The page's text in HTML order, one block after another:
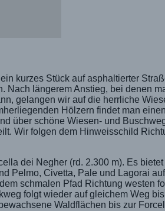
kurzes Stück auf asphaltierter
Nach längerem Anstieg, bei denen
gelangen wir auf die herrliche
Hölzern findet man
über schöne Wiesen- und
Wir folgen dem Hinweisschild
dei Negher (rd. 2.300 m). Es
Pelmo, Civetta, Pale und Lagorai
schmalen Pfad Richtung westen
folgt wieder auf gleichem Weg
Waldflächen bis zur